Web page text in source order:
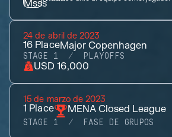
24 de abril de 2023
16 PlaceMajor Copenhagen
STAGE 1 PLAYOFFS
USD 16,000
15 de marzo de 2023
1 Place MENA Closed League
STAGE 1 FASE DE GRUPOS